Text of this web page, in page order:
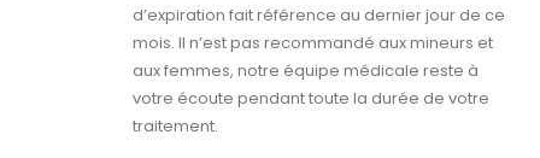
d’expiration fait référence au dernier jour de ce
mois. Il n’est pas recommandé aux mineurs et
aux femmes, notre équipe médicale reste à
votre écoute pendant toute la durée de votre
traitement.